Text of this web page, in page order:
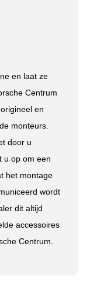
en laat ze
Centrum
en
monteurs.
door u
u op om een
het montage
wordt
dit altijd
accessoires
Centrum.